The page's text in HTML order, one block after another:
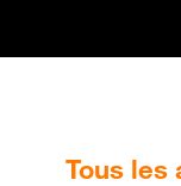
Tous les